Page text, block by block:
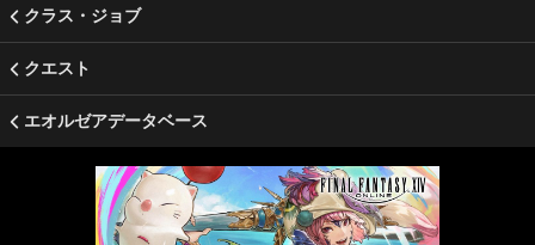
クラス・ジョブ
クエスト
エオルゼアデータベース